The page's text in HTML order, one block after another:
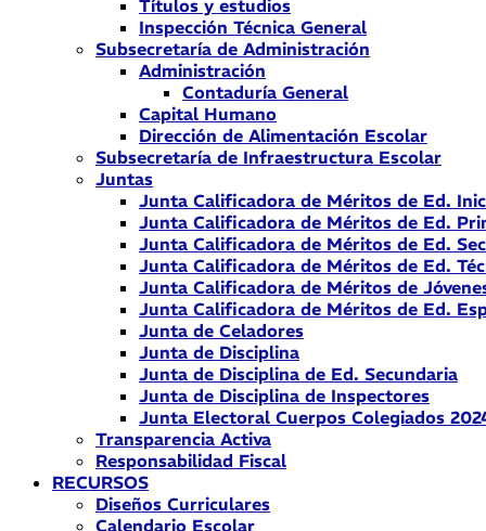
Títulos y estudios
Inspección Técnica General
Subsecretaría de Administración
Administración
Contaduría General
Capital Humano
Dirección de Alimentación Escolar
Subsecretaría de Infraestructura Escolar
Juntas
Junta Calificadora de Méritos de Ed.
Junta Calificadora de Méritos de Ed.
Junta Calificadora de Méritos de Ed.
Junta Calificadora de Méritos de Ed.
Junta Calificadora de Méritos de
Junta Calificadora de Méritos de Ed.
Junta de Celadores
Junta de Disciplina
Junta de Disciplina de Ed. Secundaria
Junta de Disciplina de Inspectores
Junta Electoral Cuerpos Colegiados
Transparencia Activa
Responsabilidad Fiscal
RECURSOS
Diseños Curriculares
Calendario Escolar